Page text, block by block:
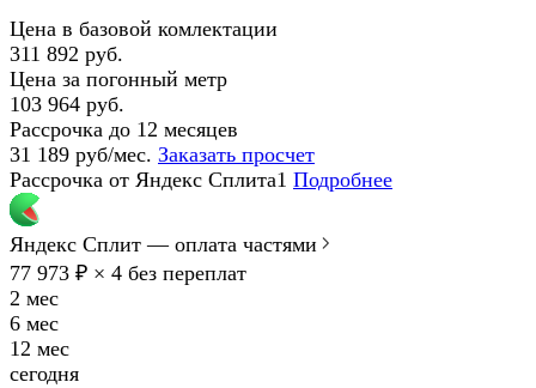
Цена в базовой комлектации
311 892 руб.
Цена за погонный метр
103 964 руб.
Рассрочка до 12 месяцев
31 189 руб/мес. Заказать просчет
Рассрочка от Яндекс Сплита1 Подробнее
Яндекс Сплит — оплата частями
77 973 ₽ × 4 без переплат
2 мес
6 мес
12 мес
сегодня